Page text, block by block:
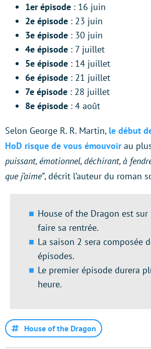
1er épisode : 16 juin
2e épisode : 23 juin
3e épisode : 30 juin
4e épisode : 7 juillet
5e épisode : 14 juillet
6e épisode : 21 juillet
7e épisode : 28 juillet
8e épisode : 4 août
Selon George R. R. Martin, le début
HoD risque de vous émouvoirau
puissant, émotionnel, déchirant, à
que j’aime”, décrit l’auteur du roman
House of the Dragon est
faire sa rentrée.
La saison 2 sera composée
épisodes.
Le premier épisode durera
heure.
House of the Dragon